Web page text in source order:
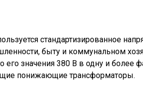
стандартизированное
быту и коммунальном
значения 380 В в одну и более
понижающие трансформаторы.